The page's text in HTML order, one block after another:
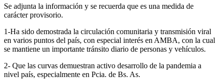
Se adjunta la información y se recuerda que es una medida de
carácter provisorio.
1-Ha sido demostrada la circulación comunitaria y transmisión viral
en varios puntos del país, con especial interés en AMBA, con la cual
se mantiene un importante tránsito diario de personas y vehículos.
2- Que las curvas demuestran activo desarrollo de la pandemia a
nivel país, especialmente en Pcia. de Bs. As.